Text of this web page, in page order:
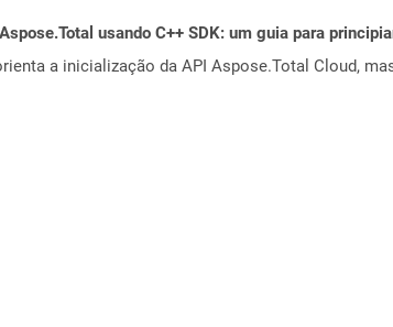
usando C++ SDK: um guia para
a inicialização da API Aspose.Total Cloud,